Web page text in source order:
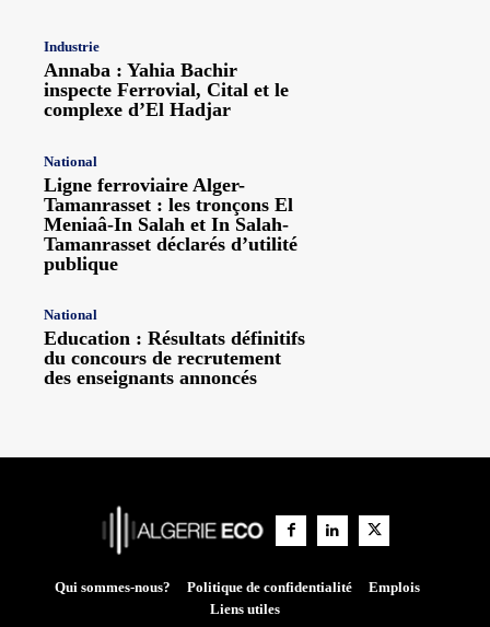
Industrie
Annaba : Yahia Bachir
inspecte Ferrovial, Cital et le
complexe d’El Hadjar
National
Ligne ferroviaire Alger-
Tamanrasset : les tronçons El
Meniaâ-In Salah et In Salah-
Tamanrasset déclarés d’utilité
publique
National
Education : Résultats définitifs
du concours de recrutement
des enseignants annoncés
Qui sommes-nous? Politique de confidentialité
Emplois
Liens utiles